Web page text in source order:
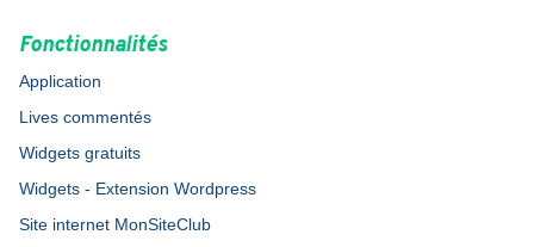
Fonctionnalités
Application
Lives commentés
Widgets gratuits
Widgets - Extension Wordpress
Site internet MonSiteClub